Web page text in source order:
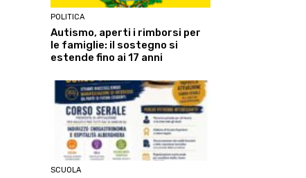
POLITICA
Autismo, aperti i rimborsi per
le famiglie: il sostegno si
estende fino ai 17 anni
SCUOLA